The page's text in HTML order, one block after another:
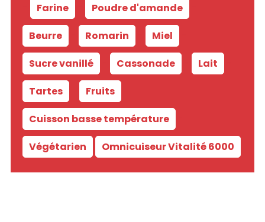
Farine Poudre d'amande
Beurre Romarin Miel
Sucre vanillé Cassonade Lait
Tartes Fruits
Cuisson basse température
Végétarien Omnicuiseur Vitalité 6000